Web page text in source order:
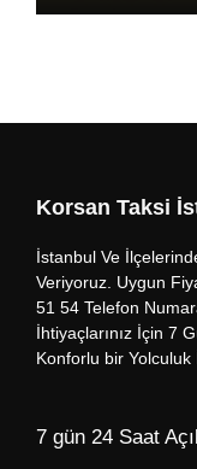
Korsan Taksi
İstanbul Ve
Veriyoruz. Uygun
51 54 Telefon
İhtiyaçlarınız İçin 7
Konforlu bir Yolculuk
7 gün 24 Saat